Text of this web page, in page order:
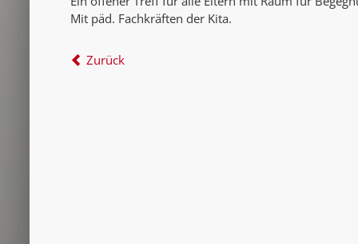
Mit päd. Fachkräften der Kita.
Zurück